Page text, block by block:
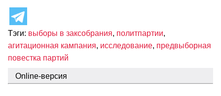
Тэги: выборы в заксобрания, политпартии,
агитационная кампания, исследование, предвыборная
повестка партий
Online-версия